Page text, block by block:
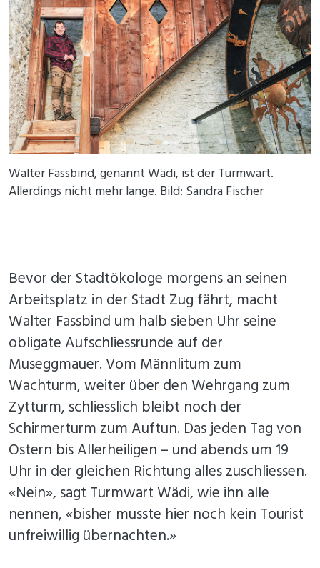
Walter Fassbind, genannt Wädi, ist der Turmwart.
Allerdings nicht mehr lange. Bild: Sandra Fischer
Bevor der Stadtökologe morgens an seinen
Arbeitsplatz in der Stadt Zug fährt, macht
Walter Fassbind um halb sieben Uhr seine
obligate Aufschliessrunde auf der
Museggmauer. Vom Männlitum zum
Wachturm, weiter über den Wehrgang zum
Zytturm, schliesslich bleibt noch der
Schirmerturm zum Auftun. Das jeden Tag von
Ostern bis Allerheiligen – und abends um 19
Uhr in der gleichen Richtung alles zuschliessen.
«Nein», sagt Turmwart Wädi, wie ihn alle
nennen, «bisher musste hier noch kein Tourist
unfreiwillig übernachten.»